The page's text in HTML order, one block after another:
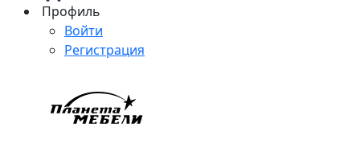
Профиль
Войти
Регистрация